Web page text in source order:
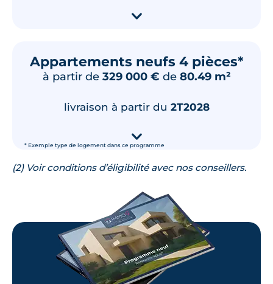
🗞 📞
42.07 m²
2ème
Surface annexe
Balcon
Nord-Ouest
Lot103
42.51 m²
1
▾
Appartements neufs 4 pièces*
à partir de 329 000 € de 80.49 m²
* Exemple type de logement dans ce programme
livraison à partir du 2T2028
▾
(2) Voir conditions d’éligibilité avec nos conseillers.